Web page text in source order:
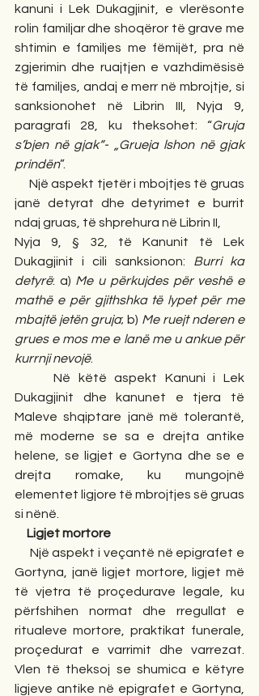
kanuni i Lek Dukagjinit, e vlerësonte
rolin familjar dhe shoqëror të grave me
shtimin e familjes me fëmijët, pra në
zgjerimin dhe ruajtjen e vazhdimësisë
të familjes, andaj e merr në mbrojtje, si
sanksionohet në Librin III, Nyja 9,
paragrafi 28, ku theksohet: “Gruja
s’bjen në gjak“- „Grueja lshon në gjak
prindën”.
Një aspekt tjetër i mbojtjes të gruas
janë detyrat dhe detyrimet e burrit
ndaj gruas, të shprehura në Librin II,
Nyja 9, § 32, të Kanunit të Lek
Dukagjinit i cili sanksionon: Burri ka
detyrë: a) Me u përkujdes për veshë e
mathë e për gjithshka të lypet për me
mbajtë jetën gruja; b) Me ruejt nderen e
grues e mos me e lanë me u ankue për
kurrnji nevojë.
Në këtë aspekt Kanuni i Lek
Dukagjinit dhe kanunet e tjera të
Maleve shqiptare janë më tolerantë,
më moderne se sa e drejta antike
helene, se ligjet e Gortyna dhe se e
drejta romake, ku mungojnë
elementet ligjore të mbrojtjes së gruas
si nënë.
Ligjet mortore
Një aspekt i veçantë në epigrafet e
Gortyna, janë ligjet mortore, ligjet më
të vjetra të proçedurave legale, ku
përfshihen normat dhe rregullat e
ritualeve mortore, praktikat funerale,
proçedurat e varrimit dhe varrezat.
Vlen të theksoj se shumica e këtyre
ligjeve antike në epigrafet e Gortyna,